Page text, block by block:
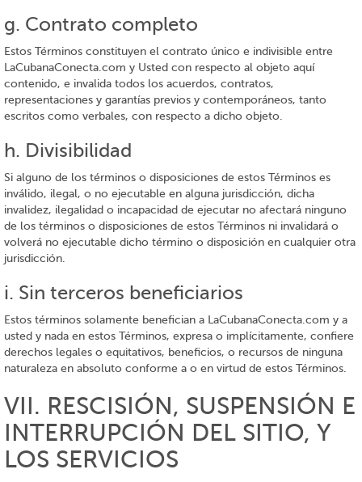
g. Contrato completo
Estos Términos constituyen el contrato único e indivisible entre
LaCubanaConecta.com y Usted con respecto al objeto aquí
contenido, e invalida todos los acuerdos, contratos,
representaciones y garantías previos y contemporáneos, tanto
escritos como verbales, con respecto a dicho objeto.
h. Divisibilidad
Si alguno de los términos o disposiciones de estos Términos es
inválido, ilegal, o no ejecutable en alguna jurisdicción, dicha
invalidez, ilegalidad o incapacidad de ejecutar no afectará ninguno
de los términos o disposiciones de estos Términos ni invalidará o
volverá no ejecutable dicho término o disposición en cualquier otra
jurisdicción.
i. Sin terceros beneficiarios
Estos términos solamente benefician a LaCubanaConecta.com y a
usted y nada en estos Términos, expresa o implícitamente, confiere
derechos legales o equitativos, beneficios, o recursos de ninguna
naturaleza en absoluto conforme a o en virtud de estos Términos.
VII. RESCISIÓN, SUSPENSIÓN E
INTERRUPCIÓN DEL SITIO, Y
LOS SERVICIOS